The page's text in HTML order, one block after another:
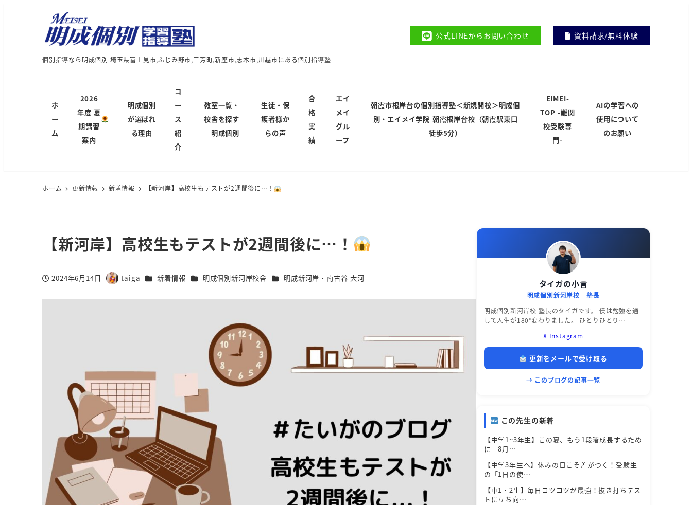
個別指導なら明成個別 埼玉県富士見市,ふじみ野市,三芳町,新座市,志木市,川越市にある個別指導塾
公式LINEからお問い合わせ 資料請求/無料体験
ホ
ー
ム
2026
年度 夏
期講習
案内
明成個別
が選ばれ
る理由
コ
ー
ス
紹
介
教室一覧・
校舎を探す
｜明成個別
生徒・保
護者様か
らの声
合
格
実
績
エイ
メイ
グル
ープ
朝霞市根岸台の個別指導塾＜新規開校＞明成個
別・エイメイ学院 朝霞根岸台校（朝霞駅東口
徒歩5分）
EIMEI-
TOP -難関
校受験専
門-
AIの学習への
使用について
のお願い
ホーム 更新情報 新着情報 【新河岸】高校生もテストが2週間後に…！
【新河岸】高校生もテストが2週間後に…！
投稿日
2024年6月14日
著
者
taiga カテゴリー
新着情報 カテゴリー
明成個別新河岸校舎 カテゴリー
明成新河岸・南古谷 大河
タイガの小言
明成個別新河岸校 塾長
明成個別新河岸校 塾長のタイガです。 僕は勉強を通
して人生が180°変わりました。 ひとりひとり…
X Instagram
更新をメールで受け取る
→ このブログの記事一覧
この先生の新着
【中学1~3年生】この夏、もう1段階成長するため
に─8月…
【中学3年生へ】休みの日こそ差がつく！受験生
の「1日の使…
【中1・2生】毎日コツコツが最強！抜き打ちテス
トに立ち向…